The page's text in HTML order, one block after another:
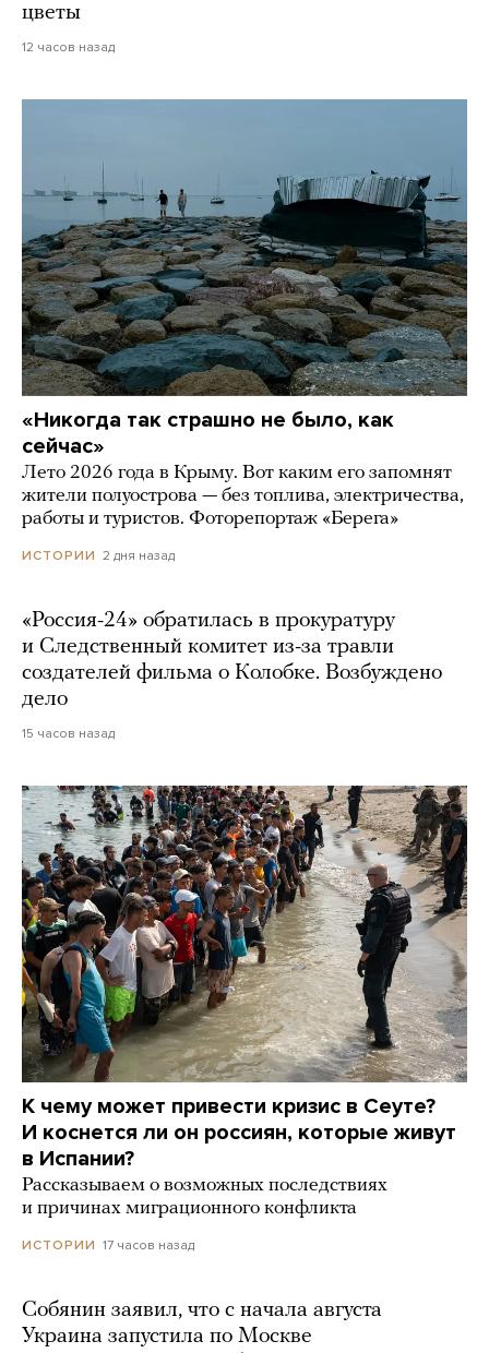
цветы
12 часов назад
«Никогда так страшно не было, как
сейчас»
Лето 2026 года в Крыму. Вот каким его запомнят
жители полуострова — без топлива, электричества,
работы и туристов. Фоторепортаж «Берега»
ИСТОРИИ 2 дня назад
«Россия-24» обратилась в прокуратуру
и Следственный комитет из-за травли
создателей фильма о Колобке. Возбуждено
дело
15 часов назад
К чему может привести кризис в Сеуте?
И коснется ли он россиян, которые живут
в Испании?
Рассказываем о возможных последствиях
и причинах миграционного конфликта
ИСТОРИИ 17 часов назад
Собянин заявил, что с начала августа
Украина запустила по Москве